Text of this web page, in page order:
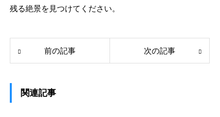
残る絶景を見つけてください。
前の記事 次の記事
関連記事